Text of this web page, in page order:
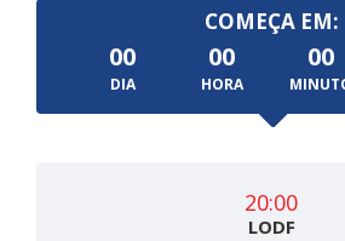
COMEÇA EM:
00
DIA
00
HORA
00
20:00
LODF